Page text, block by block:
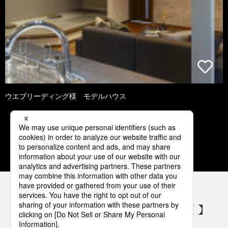
ウエブリーディング様 モデルハウス
1 2 3 4 5
パナソニックの電気設備 SNSアカウント